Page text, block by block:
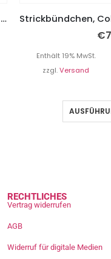
1 Strickbündchen, Collegebündchen in Marine mit Streifen in Rot/Silber/Weiß, 90 x 6 cm
€
Enthält 19% MwSt.
zzgl.Versand
RECHTLICHES
Vertrag widerrufen
AGB
Widerruf für digitale Medien